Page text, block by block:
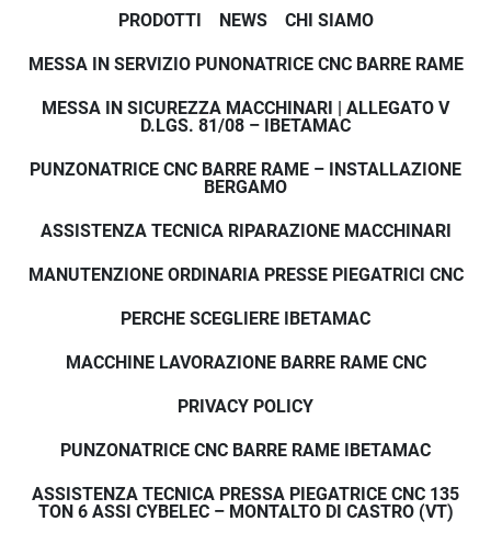
PRODOTTI NEWS CHI SIAMO
MESSA IN SERVIZIO PUNONATRICE CNC BARRE RAME
MESSA IN SICUREZZA MACCHINARI | ALLEGATO V
D.LGS. 81/08 – IBETAMAC
PUNZONATRICE CNC BARRE RAME – INSTALLAZIONE
BERGAMO
ASSISTENZA TECNICA RIPARAZIONE MACCHINARI
MANUTENZIONE ORDINARIA PRESSE PIEGATRICI CNC
PERCHE SCEGLIERE IBETAMAC
MACCHINE LAVORAZIONE BARRE RAME CNC
PRIVACY POLICY
PUNZONATRICE CNC BARRE RAME IBETAMAC
ASSISTENZA TECNICA PRESSA PIEGATRICE CNC 135
TON 6 ASSI CYBELEC – MONTALTO DI CASTRO (VT)